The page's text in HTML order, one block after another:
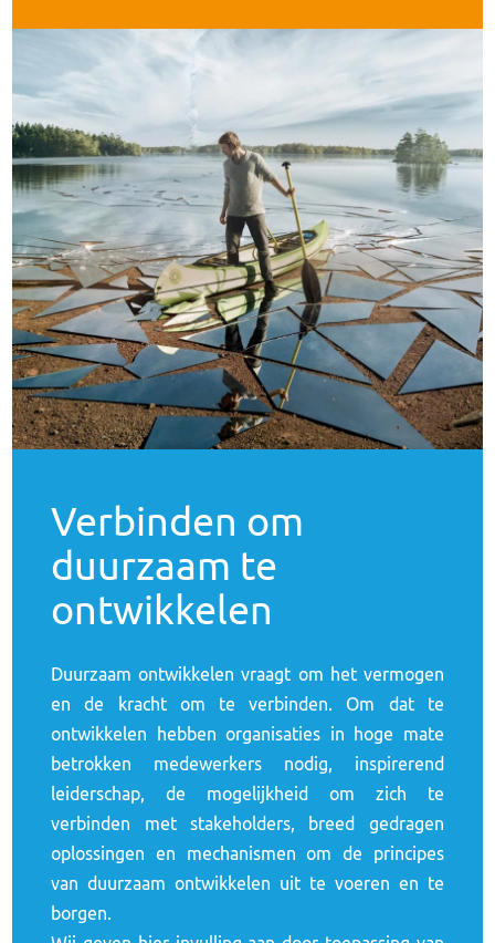
Verbinden om
duurzaam te
ontwikkelen
Duurzaam ontwikkelen vraagt om het vermogen
en de kracht om te verbinden. Om dat te
ontwikkelen hebben organisaties in hoge mate
betrokken medewerkers nodig, inspirerend
leiderschap, de mogelijkheid om zich te
verbinden met stakeholders, breed gedragen
oplossingen en mechanismen om de principes
van duurzaam ontwikkelen uit te voeren en te
borgen.